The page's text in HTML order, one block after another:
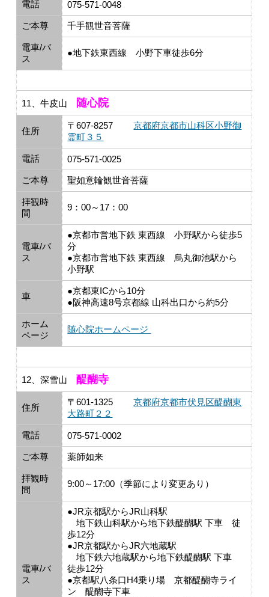
電話 075-571-0048
ご本尊 千手観世音菩薩
電車/バ
ス
●地下鉄東西線 小野下車徒歩6分
11、牛皮山 随心院
住所
〒607-8257京都府京都市山科区小野御
霊町３５
電話 075-571-0025
ご本尊 聖如意輪観世音菩薩
拝観時
間
9：00～17：00
電車/バ
ス
●京都市営地下鉄 東西線 小野駅から徒歩5
分
●京都市営地下鉄 東西線 烏丸御池駅から
小野駅
車
●京都東ICから10分
●阪神高速8号京都線 山科出口から約5分
ホーム
ページ
随心院ホームページ
12、深雪山醍醐寺
住所
〒601-1325京都府京都市伏見区醍醐東
大路町２２
電話 075-571-0002
ご本尊 薬師如来
拝観時
間
9:00～17:00（季節により変更あり）
電車/バ
ス
●JR京都駅からJR山科駅
地下鉄山科駅から地下鉄醍醐駅 下車 徒
歩12分
●JR京都駅からJR六地蔵駅
地下鉄六地蔵駅から地下鉄醍醐駅 下車
徒歩12分
●京都駅八条口H4乗り場 京都醍醐寺ライ
ン 醍醐寺下車